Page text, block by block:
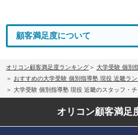
顧客満足度について
オリコン顧客満足度ランキング
大学受験 個別
おすすめの大学受験 個別指導塾 現役 近畿ラ
大学受験 個別指導塾 現役 近畿のスタッフ・
オリコン顧客満足